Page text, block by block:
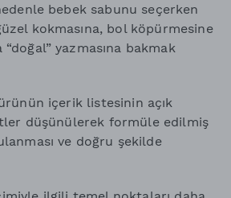
bebek sabunu seçerken
kokmasına, bol köpürmesine
yazmasına bakmak
içerik listesinin açık
düşünülerek formüle edilmiş
ve doğru şekilde